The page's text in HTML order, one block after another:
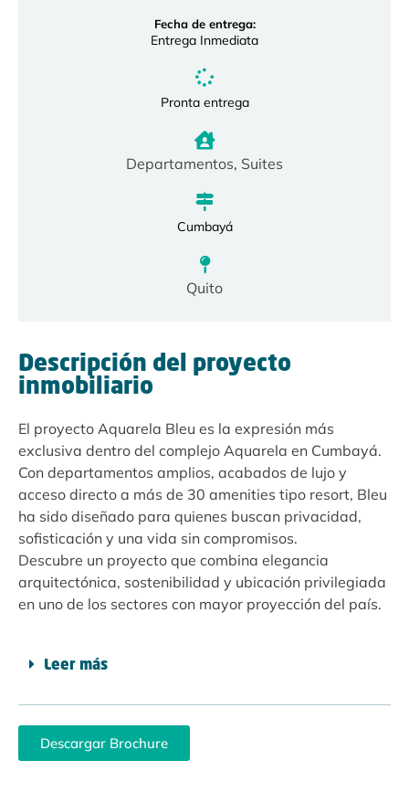
Fecha de entrega:
Entrega Inmediata
Pronta entrega
Departamentos, Suites
Cumbayá
Quito
Descripción del proyecto
inmobiliario
El proyecto Aquarela Bleu es la expresión más
exclusiva dentro del complejo Aquarela en Cumbayá.
Con departamentos amplios, acabados de lujo y
acceso directo a más de 30 amenities tipo resort, Bleu
ha sido diseñado para quienes buscan privacidad,
sofisticación y una vida sin compromisos.
Descubre un proyecto que combina elegancia
arquitectónica, sostenibilidad y ubicación privilegiada
en uno de los sectores con mayor proyección del país.
Leer más
Descargar Brochure